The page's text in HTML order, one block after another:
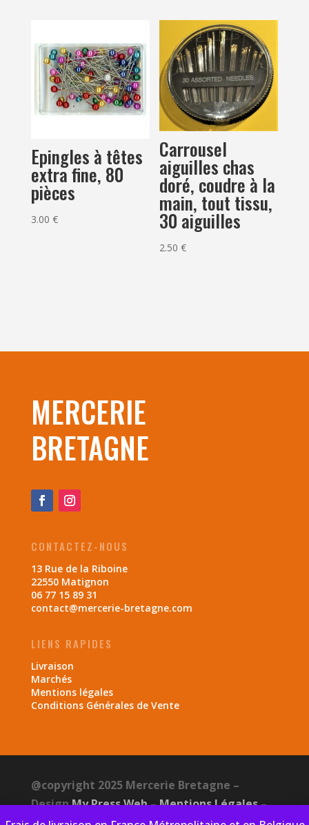
Epingles à têtes
extra fine, 80
pièces
3.00 €
Carrousel
aiguilles chas
doré, coudre à la
main, tout tissu,
30 aiguilles
2.50€
MERCERIE
BRETAGNE
CONTACTEZ-NOUS
13 Rue de la Riboine
22550 Matignon
06 77 15 89 31
contact@mercerie-bretagne.com
LIENS RAPIDES
Livraison
Marchés
Mentions légales
Conditions Générales de Vente
@copyright 2025 Mercerie Bretagne –
DesignMy Press Web–Mentions Légales–